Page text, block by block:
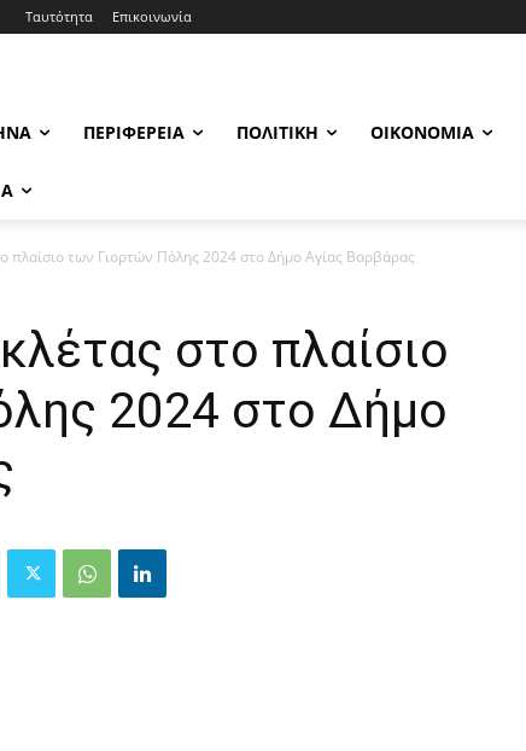
Ταυτότητα Επικοινωνία
ΠΕΡΙΦΈΡΕΙΑ ΠΟΛΙΤΙΚΉ ΟΙΚΟΝΟΜΊΑ
πλαίσιο των Γιορτών Πόλης 2024 στο Δήμο Αγίας Βαρβάρας
στο πλαίσιο
2024 στο Δήμο